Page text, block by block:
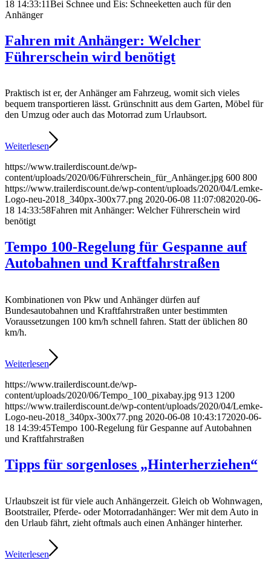
18 14:33:11Bei Schnee und Eis: Schneeketten auch für den
Anhänger
Fahren mit Anhänger: Welcher
Führerschein wird benötigt
Praktisch ist er, der Anhänger am Fahrzeug, womit sich vieles
bequem transportieren lässt. Grünschnitt aus dem Garten, Möbel für
den Umzug oder auch das Motorrad zum Urlaubsort.
Weiterlesen
https://www.trailerdiscount.de/wp-
content/uploads/2020/06/Führerschein_für_Anhänger.jpg 600 800
https://www.trailerdiscount.de/wp-content/uploads/2020/04/Lemke-
Logo-neu-2018_340px-300x77.png 2020-06-08 11:07:082020-06-
18 14:33:58Fahren mit Anhänger: Welcher Führerschein wird
benötigt
Tempo 100-Regelung für Gespanne auf
Autobahnen und Kraftfahrstraßen
Kombinationen von Pkw und Anhänger dürfen auf
Bundesautobahnen und Kraftfahrstraßen unter bestimmten
Voraussetzungen 100 km/h schnell fahren. Statt der üblichen 80
km/h.
Weiterlesen
https://www.trailerdiscount.de/wp-
content/uploads/2020/06/Tempo_100_pixabay.jpg 913 1200
https://www.trailerdiscount.de/wp-content/uploads/2020/04/Lemke-
Logo-neu-2018_340px-300x77.png 2020-06-08 10:43:172020-06-
18 14:39:45Tempo 100-Regelung für Gespanne auf Autobahnen
und Kraftfahrstraßen
Tipps für sorgenloses „Hinterherziehen“
Urlaubszeit ist für viele auch Anhängerzeit. Gleich ob Wohnwagen,
Bootstrailer, Pferde- oder Motorradanhänger: Wer mit dem Auto in
den Urlaub fährt, zieht oftmals auch einen Anhänger hinterher.
Weiterlesen